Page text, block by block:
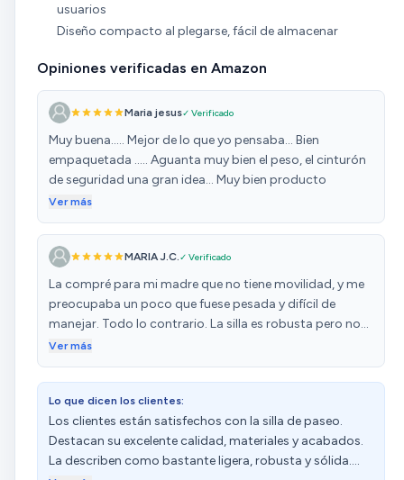
usuarios
Diseño compacto al plegarse, fácil de almacenar
Opiniones verificadas en Amazon
Maria jesus✓ Verificado
Muy buena..... Mejor de lo que yo pensaba... Bien
empaquetada ..... Aguanta muy bien el peso, el cinturón
de seguridad una gran idea... Muy bien producto
Ver más
MARIA J.C.✓ Verificado
La compré para mi madre que no tiene movilidad, y me
preocupaba un poco que fuese pesada y difícil de
manejar. Todo lo contrario. La silla es robusta pero no
pesada, es fácil de manejar, cómoda, y por la calle rueda
desmontan y también se pliegan hacia los lados
Relación calidad/precio estupenda. Recomiendo esta
silla.
Ver más
Lo que dicen los clientes:
Los clientes están satisfechos con la silla de paseo.
Destacan su excelente calidad, materiales y acabados.
La describen como bastante ligera, robusta y sólida.